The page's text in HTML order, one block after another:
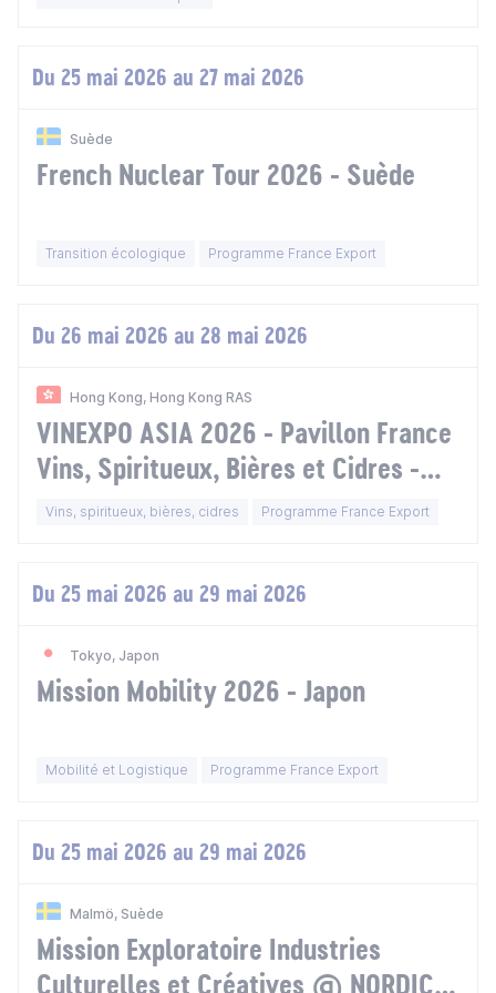
internationales
Du 25 mai 2026 au 27 mai 2026
Suède
French Nuclear Tour 2026 - Suède
Transition écologique Programme France Export
Du 26 mai 2026 au 28 mai 2026
Hong Kong, Hong Kong RAS
VINEXPO ASIA 2026 - Pavillon France
Vins, Spiritueux, Bières et Cidres -
Hong Kong
Vins, spiritueux, bières, cidres Programme France Export
Du 25 mai 2026 au 29 mai 2026
Tokyo, Japon
Mission Mobility 2026 - Japon
Mobilité et Logistique Programme France Export
Du 25 mai 2026 au 29 mai 2026
Malmö, Suède
Mission Exploratoire Industries
Culturelles et Créatives @ NORDIC